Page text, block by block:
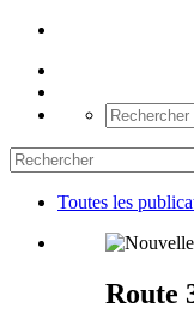
Toutes les
Route